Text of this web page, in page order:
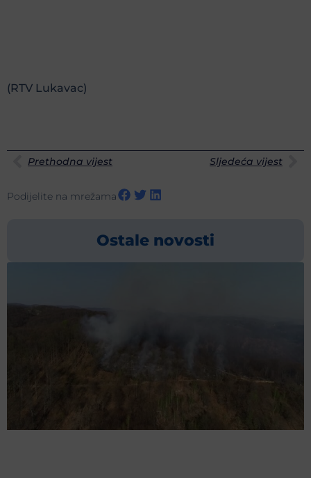
(RTV Lukavac)
Prethodna vijest Sljedeća vijest
Podijelite na mrežama
Ostale novosti